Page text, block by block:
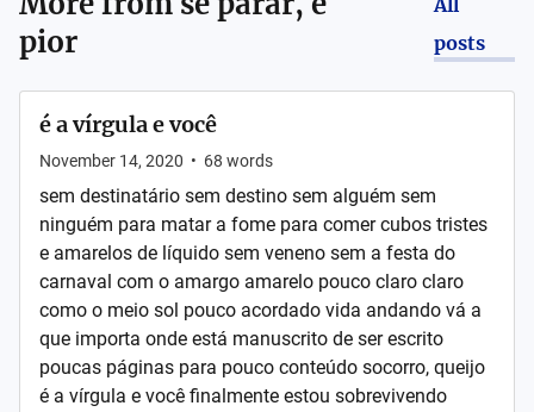
pior
All
posts
é a vírgula e você
November 14, 2020 • 68 words
sem destinatário sem destino sem alguém sem
ninguém para matar a fome para comer cubos tristes
e amarelos de líquido sem veneno sem a festa do
carnaval com o amargo amarelo pouco claro claro
como o meio sol pouco acordado vida andando vá a
que importa onde está manuscrito de ser escrito
poucas páginas para pouco conteúdo socorro, queijo
é a vírgula e você finalmente estou sobrevivendo